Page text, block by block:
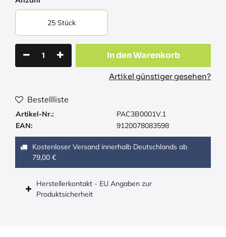
25 Stück
In den Warenkorb
Artikel günstiger gesehen?
Bestellliste
Artikel-Nr.:
PAC3B0001V.1
EAN:
9120078083598
Kostenloser Versand innerhalb Deutschlands ab
79,00 €
Herstellerkontakt - EU Angaben zur
Produktsicherheit